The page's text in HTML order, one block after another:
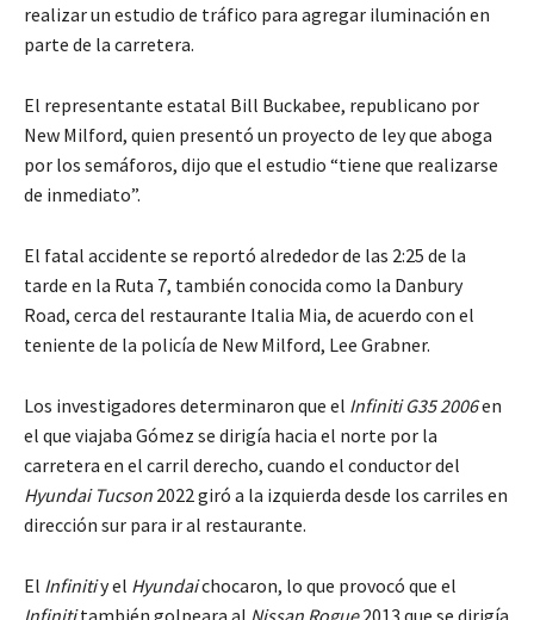
realizar un estudio de tráfico para agregar iluminación en
parte de la carretera.
El representante estatal Bill Buckabee, republicano por
New Milford, quien presentó un proyecto de ley que aboga
por los semáforos, dijo que el estudio “tiene que realizarse
de inmediato”.
El fatal accidente se reportó alrededor de las 2:25 de la
tarde en la Ruta 7, también conocida como la Danbury
Road, cerca del restaurante Italia Mia, de acuerdo con el
teniente de la policía de New Milford, Lee Grabner.
Los investigadores determinaron que el Infiniti G35 2006en
el que viajaba Gómez se dirigía hacia el norte por la
carretera en el carril derecho, cuando el conductor del
Hyundai Tucson 2022 giró a la izquierda desde los carriles en
dirección sur para ir al restaurante.
El Infinitiy el Hyundaichocaron, lo que provocó que el
Infinititambién golpeara al Nissan Rogue2013 que se dirigía